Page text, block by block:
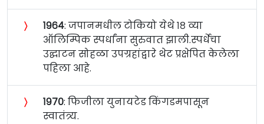
〉 १९६४: जपानमधील टोकियो येथे १८ व्या
ऑलिम्पिक स्पर्धांना सुरुवात झाली.स्पर्धेचा
उद्घाटन सोहळा उपग्रहांद्वारे थेट प्रक्षेपित केलेला
पहिला आहे.
〉 १९७०: फिजीला युनायटेड किंगडमपासून
स्वातंत्र्य.